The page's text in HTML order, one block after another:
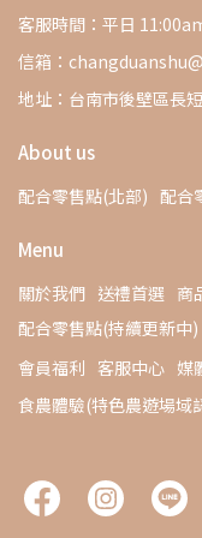
客服時間：平日
信箱：
地址：台南市後壁區長
About us
配合零售點(北部) 配合
Menu
關於我們 送禮首選 商
配合零售點(持續更新中)
會員福利 客服中心 媒
食農體驗(特色農遊場域